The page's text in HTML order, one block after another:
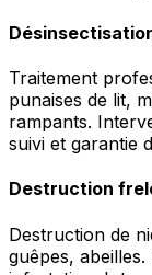
Traitement
punaises de lit,
rampants.
suivi et garantie
Destruction
Destruction de
guêpes,